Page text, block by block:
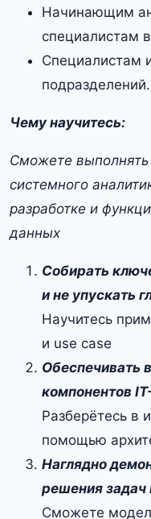
Начинающим
специалистам
Специалистам
подразделений.
Чему научитесь:
Сможете выполнять
системного
разработке и
данных
Собирать
и не упускать
Научитесь
и use case
Обеспечивать
компонентов
Разберётесь в
помощью
Наглядно
решения задач
Сможете